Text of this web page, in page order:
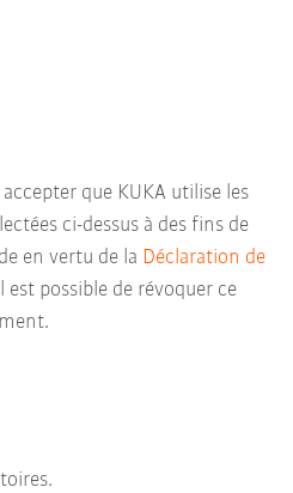
que KUKA utilise les
ci-dessus à des fins de
en vertu de la Déclaration de
est possible de révoquer ce